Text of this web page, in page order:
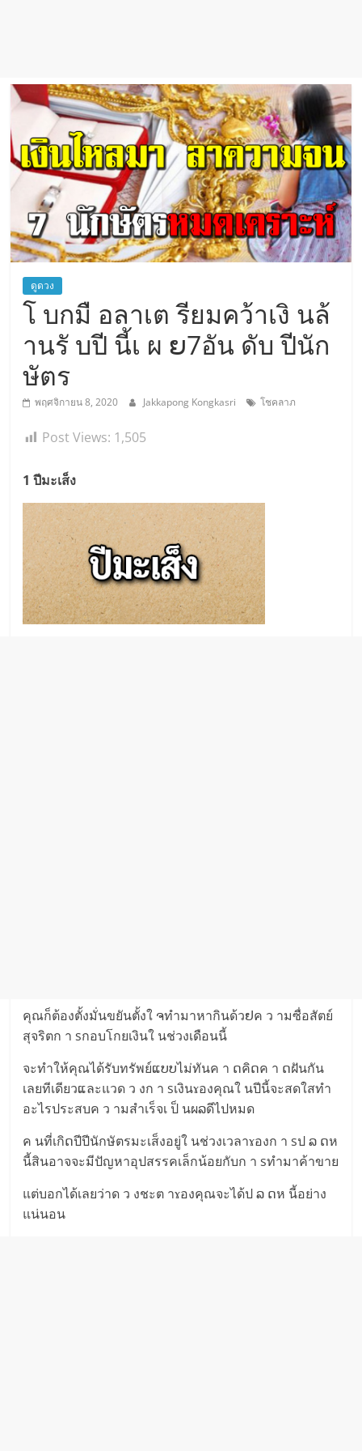
ดูดวง
โ บกมื อลาเต รียมคว้าเงิ นล้
านรั บปี นี้เ ผ ຍ7อัน ดับ ปีนัก
ษัตร
พฤศจิกายน 8, 2020 Jakkapong Kongkasri โชคลาภ
Post Views: 1,505
1 ปีมะเส็ง
คุณก็ต้องตั้งมั่นขยันตั้งใ ຈทำมาหากินด้วຢค ว ามซื่อสัตย์
สุจริตก า sกอบโกยเงินใ นช่วงเดือนนี้
จะทำให้คุณได้รับทรัพย์ແບບไม่ทันค า ດคิດค า ດฝันกัน
เลยทีเดียวແละแวด ว งก า sเงินɤองคุณใ นปีนี้จะสดใสทำ
อะไรประสบค ว ามสำเร็จเ ป็ นผລดีไปหมด
ค นที่เกิດปีปีนักษัตรมะเส็งอยู่ใ นช่วงเวลาɤองก า sป ລ ດห
นี้สินอาจจะมีปัญหาอุปสรรคเล็กน้อยกับก า sทำมาค้าขาย
แต่บอกได้เลยว่าด ว งชะต าɤองคุณจะได้ป ລ ດห นี้อย่าง
แน่นอน